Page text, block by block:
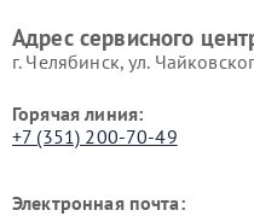
Адрес сервисного
г. Челябинск, ул.
Горячая линия:
+7 (351) 200-70-49
Электронная почта: